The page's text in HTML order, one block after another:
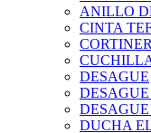
ANILLO
CINTA
DESAGUE
DUCHA